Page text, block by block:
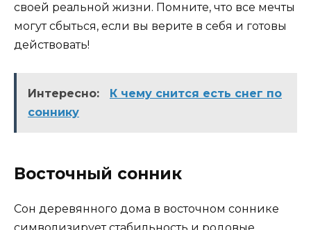
своей реальной жизни. Помните, что все мечты
могут сбыться, если вы верите в себя и готовы
действовать!
Интересно:
К чему снится есть снег по
соннику
Восточный сонник
Сон деревянного дома в восточном соннике